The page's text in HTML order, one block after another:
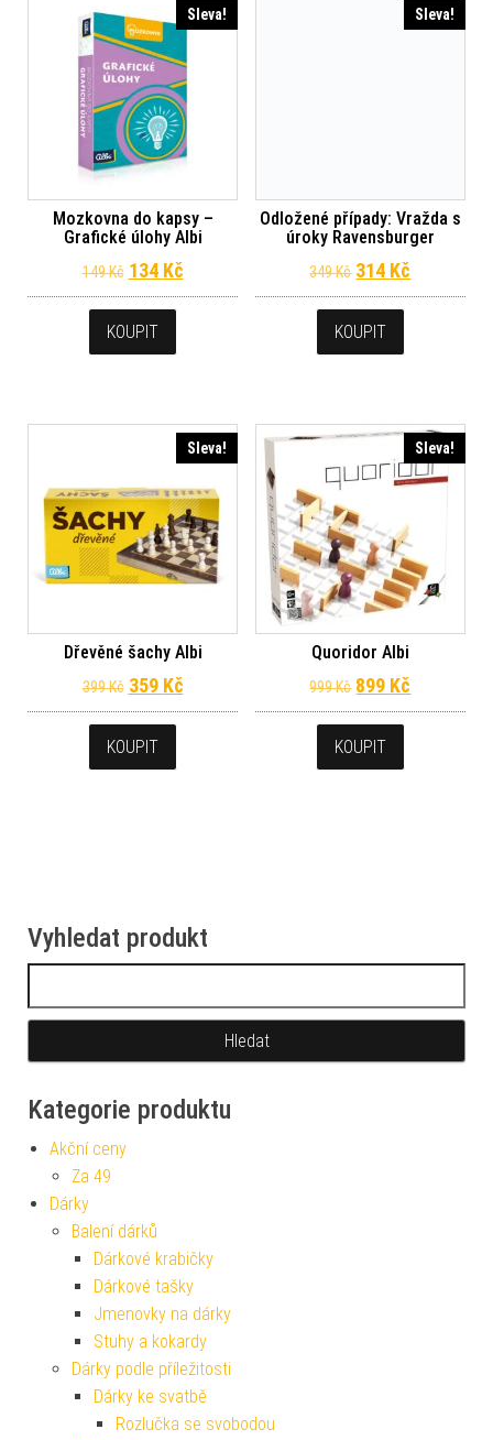
Sleva!
Mozkovna do kapsy –
Grafické úlohy Albi
149Kč Původní cena byla: 149 Kč.
134 KčAktuální cena je: 134 Kč.
KOUPIT
Sleva!
Odložené případy: Vražda s
úroky Ravensburger
349Kč Původní cena
314 Kč
KOUPIT
Sleva!
Dřevěné šachy Albi
399Kč Původní cena byla: 399 Kč.
359 KčAktuální cena je: 359 Kč.
KOUPIT
Sleva!
Quoridor Albi
999Kč Původní cena
899 Kč
KOUPIT
Vyhledat produkt
Kategorie produktu
Akční ceny
Za 49
Dárky
Balení dárků
Dárkové krabičky
Dárkové tašky
Jmenovky na dárky
Stuhy a kokardy
Dárky podle příležitosti
Dárky ke svatbě
Rozlučka se svobodou